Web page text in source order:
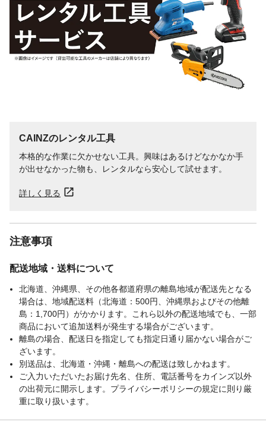
CAINZのレンタル工具
本格的な作業に欠かせない工具。興味はあるけどなかなか手
が出せなかった物も、レンタルなら安心して試せます。
詳しく見る
注意事項
配送地域・送料について
北海道、沖縄県、その他各都道府県の離島地域が配送先となる
場合は、地域配送料（北海道：500円、沖縄県およびその他離
島：1,700円）がかかります。これら以外の配送地域でも、一部
商品において追加送料が発生する場合がございます。
離島の場合、配送日を指定しても指定日通り届かない場合がご
ざいます。
別送品は、北海道・沖縄・離島への配送は致しかねます。
ご入力いただいたお届け先名、住所、電話番号をカインズ以外
の出荷元に開示します。プライバシーポリシーの規定に則り厳
重に取り扱います。